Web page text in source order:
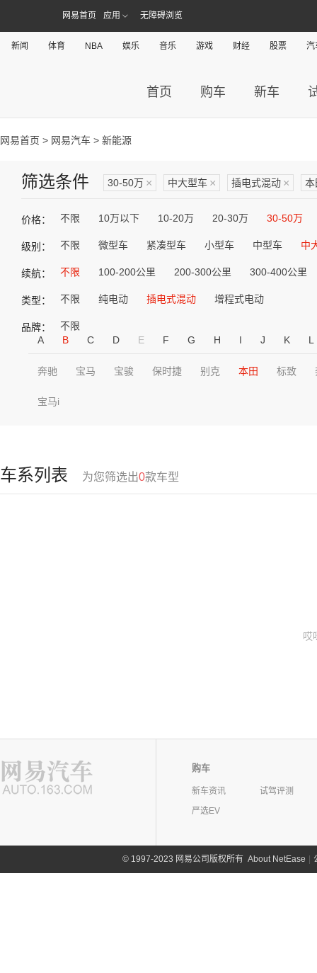
网易首页 应用 无障碍浏览
新闻 体育 NBA 娱乐 音乐 游戏 财经 股票 汽
首页 购车 新车
网易首页 > 网易汽车 > 新能源
筛选条件 30-50万 × 中大型车 × 插电式混动 × 本
价格： 不限 10万以下 10-20万 20-30万 30-50万
级别： 不限 微型车 紧凑型车 小型车 中型车 中
续航： 不限 100-200公里 200-300公里 300-400公里
类型： 不限 纯电动 插电式混动 增程式电动
品牌：
不限
A
B C D E F G H I J K L
奔驰 宝马 宝骏 保时捷 别克 本田 标致
宝马i
车系列表 为您筛选出0款车型
哎
购车
新车资讯
试驾评测
严选EV
©1997-2023 网易公司版权所有 About NetEase